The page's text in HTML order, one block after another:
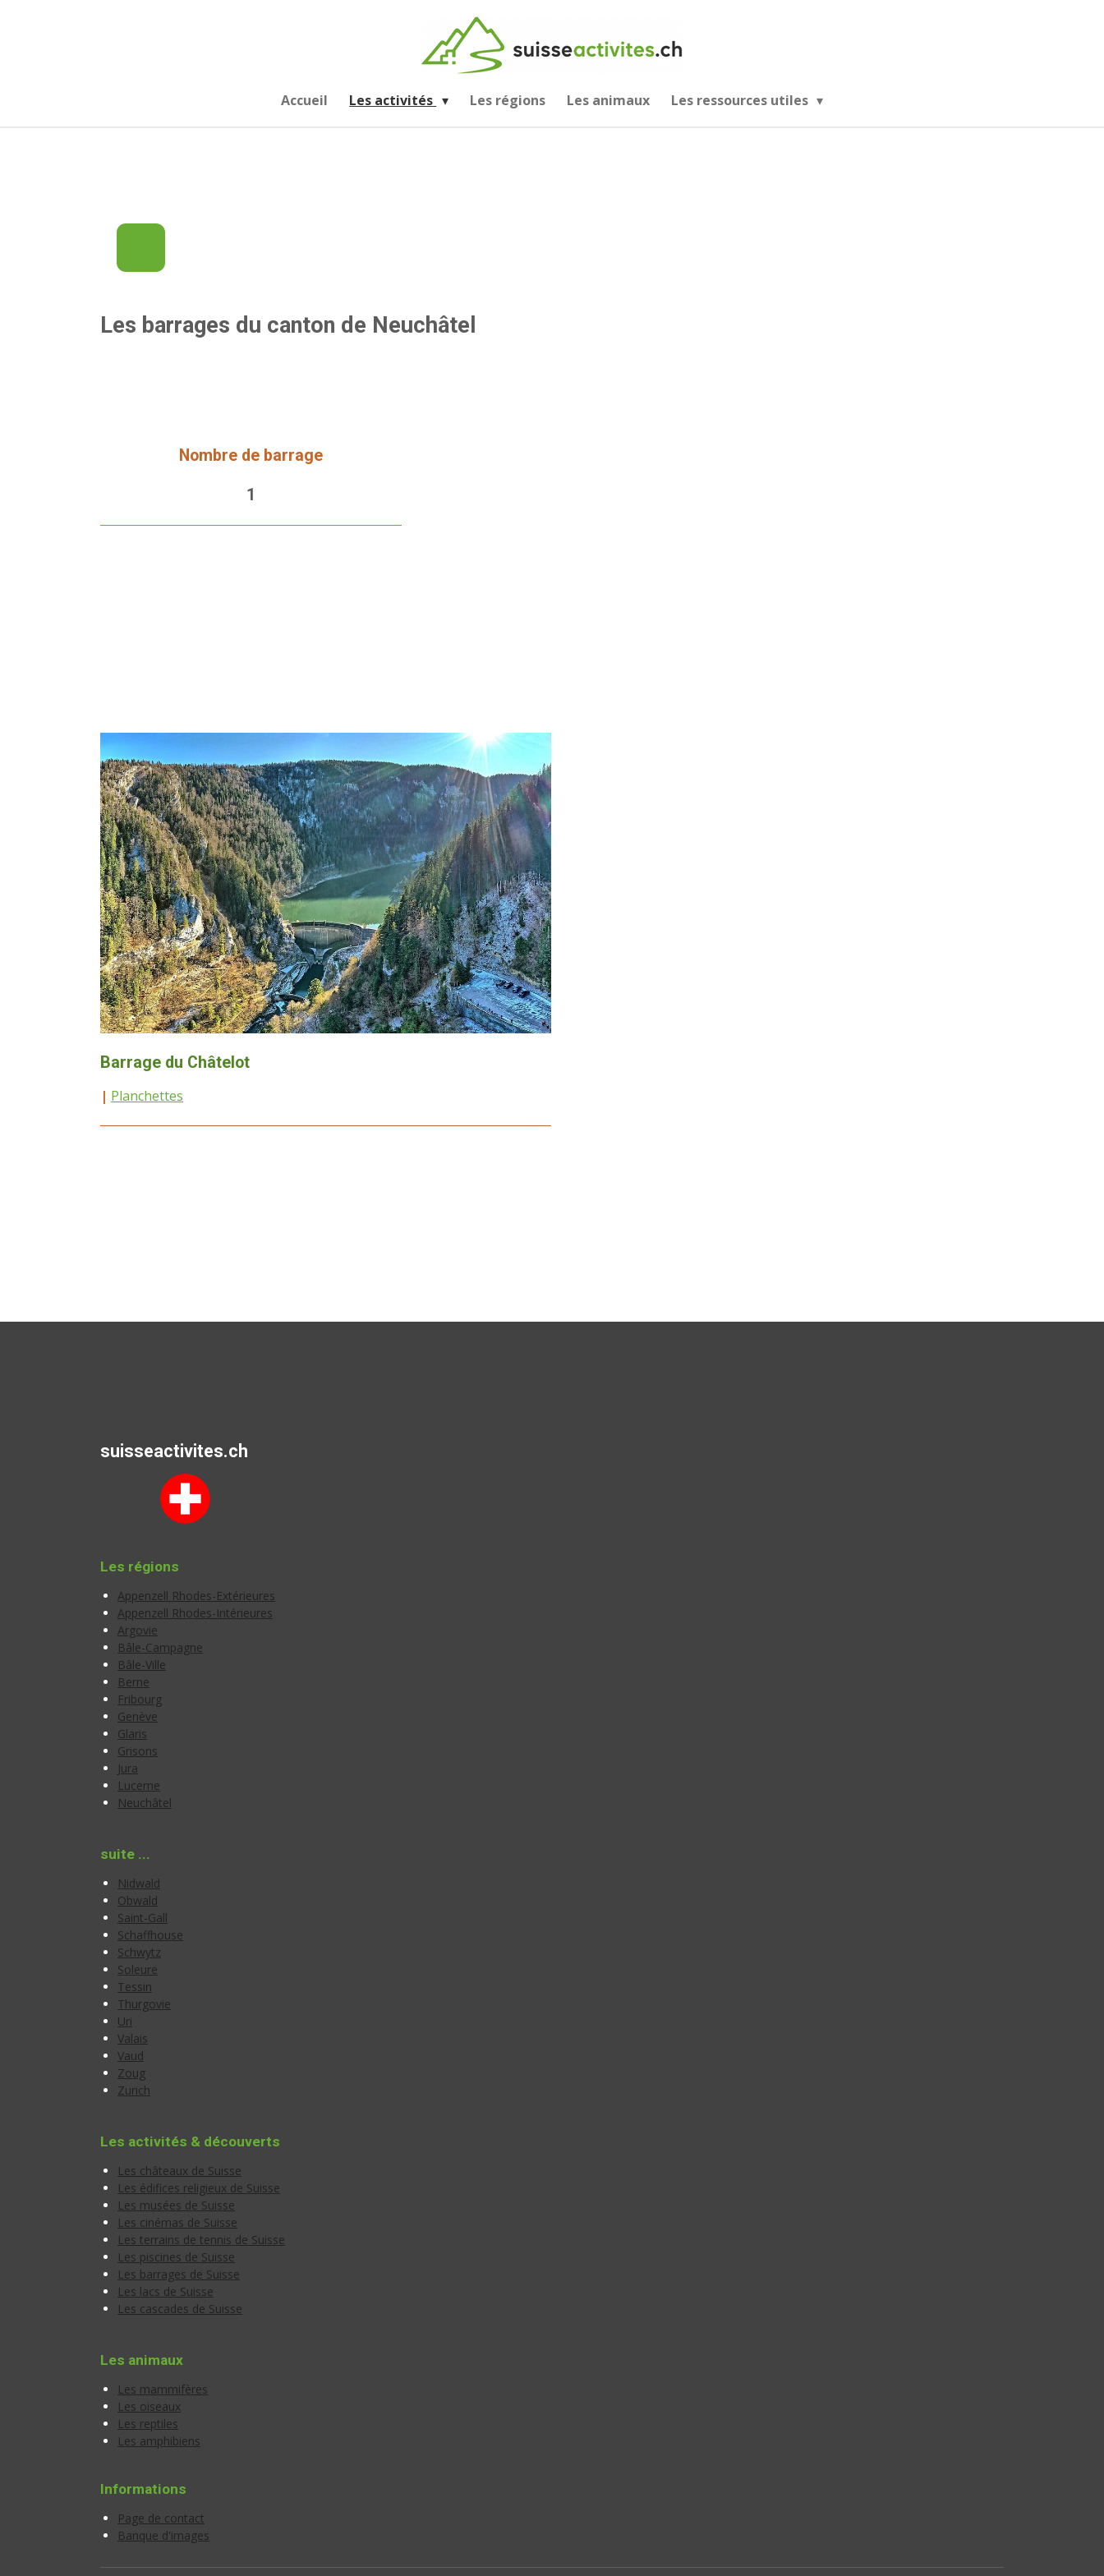
Accueil Les activités Les régions Les animaux Les ressources utiles
Les barrages du canton de Neuchâtel
Nombre de barrage
1
Barrage du Châtelot
| Planchettes
suisseactivites.ch
Les régions
Appenzell Rhodes-Extérieures
Appenzell Rhodes-Intérieures
Argovie
Bâle-Campagne
Bâle-Ville
Berne
Fribourg
Genève
Glaris
Grisons
Jura
Lucerne
Neuchâtel
suite ...
Nidwald
Obwald
Saint-Gall
Schaffhouse
Schwytz
Soleure
Tessin
Thurgovie
Uri
Valais
Vaud
Zoug
Zurich
Les activités & découverts
Les châteaux de Suisse
Les édifices religieux de Suisse
Les musées de Suisse
Les cinémas de Suisse
Les terrains de tennis de Suisse
Les piscines de Suisse
Les barrages de Suisse
Les lacs de Suisse
Les cascades de Suisse
Les animaux
Les mammifères
Les oiseaux
Les reptiles
Les amphibiens
Informations
Page de contact
Banque d'images